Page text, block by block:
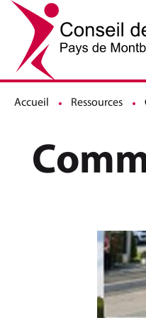
Accueil Ressources